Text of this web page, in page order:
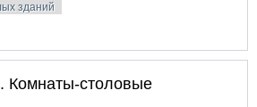
зданий
столовые